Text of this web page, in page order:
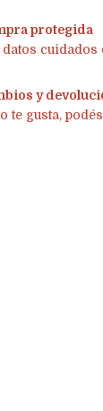
protegida
datos cuidados
y
te gusta,